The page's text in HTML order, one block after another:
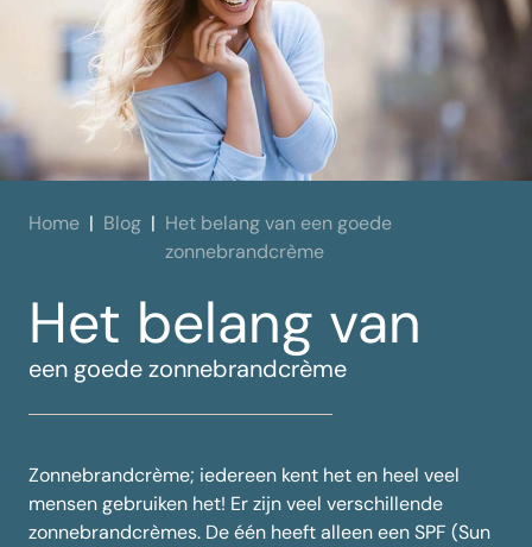
Home Blog
Het belang van een goede
zonnebrandcrème
Het belang van
een goede zonnebrandcrème
Zonnebrandcrème; iedereen kent het en heel veel
mensen gebruiken het! Er zijn veel verschillende
zonnebrandcrèmes. De één heeft alleen een SPF (Sun